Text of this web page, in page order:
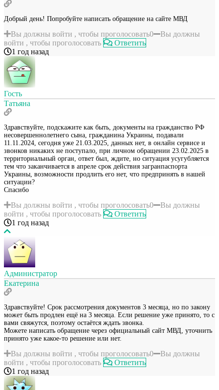
Добрый день! Попробуйте написать обращение на сайте МВД
Вы должны войти , чтобы проголосовать0
Вы должны
войти , чтобы проголосовать
Ответить
1 год назад
Гость
Татьяна
Здравствуйте, подскажите как быть, документы на гражданство РФ
несовершеннолетнего сына, гражданина Украины, подавали
11.11.2024, сегодня уже 21.03.2025, данных нет, в онлайн сервисе и
звонков никаких не поступало, при личном обращении 23.02.2025 в
территориальный орган, ответ был, ждите, но ситуация усугубляется
тем что заканчивается в апреле срок действия загранпаспорта
Украины, возможности продлить его нет, что предпринять в нашей
ситуации?
Спасибо
Вы должны войти , чтобы проголосовать0
Вы должны
войти , чтобы проголосовать
Ответить
1 год назад
Администратор
Екатерина
Здравствуйте! Срок рассмотрения документов 3 месяца, но по закону
может быть продлен ещё на 3 месяца. Если решение уже принято, то с
вами свяжутся, поэтому остаётся ждать звонка.
Можете написать обращение через официальный сайт МВД, уточнить
принято уже какое-то решение или нет.
Вы должны войти , чтобы проголосовать0
Вы должны
войти , чтобы проголосовать
Ответить
1 год назад